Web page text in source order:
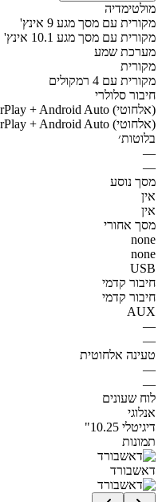
מולטימדיה
מקורית עם מסך מגע 9 אינץ'
מקורית עם מסך מגע 10.1 אינץ'
מערכת שמע
מקורית
מקורית עם 4 רמקולים
חיבור סלולרי
Apple CarPlay + Android Auto (אלחוטי)
Apple CarPlay + Android Auto (אלחוטי)
בלוטות׳
—
—
מסך נוסע
אין
אין
מסך אחורי
none
none
USB
חיבור קדמי
חיבור קדמי
AUX
—
—
טעינה אלחוטית
—
—
לוח שעונים
אנלוגי
דיגיטלי 10.25"
תמונות
דאשבורד